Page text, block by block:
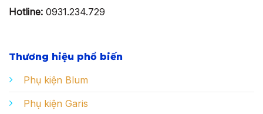
Hotline: 0931.234.729
Thương hiệu phổ biến
Phụ kiện Blum
Phụ kiện Garis